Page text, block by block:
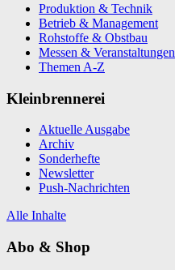
Produktion & Technik
Betrieb & Management
Rohstoffe & Obstbau
Messen & Veranstaltungen
Themen A-Z
Kleinbrennerei
Aktuelle Ausgabe
Archiv
Sonderhefte
Newsletter
Push-Nachrichten
Alle Inhalte
Abo & Shop